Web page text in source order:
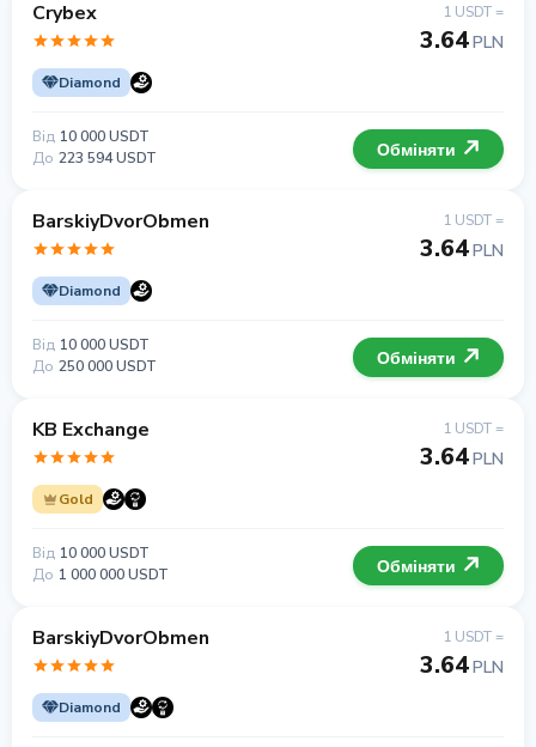
Crybex
Diamond
1 USDT =
3.64PLN
Від 10 000 USDT
До 223 594 USDT Обміняти
BarskiyDvorObmen
Diamond
1 USDT =
3.64PLN
Від 10 000 USDT
До 250 000 USDT Обміняти
KB Exchange
Gold
1 USDT =
3.64PLN
Від 10 000 USDT
До 1 000 000 USDT Обміняти
BarskiyDvorObmen
Diamond
1 USDT =
3.64PLN